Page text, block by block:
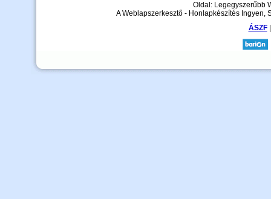
Oldal: Legegyszerűbb
A Weblapszerkesztő - Honlapkészítés Ingyen,
ÁSZF